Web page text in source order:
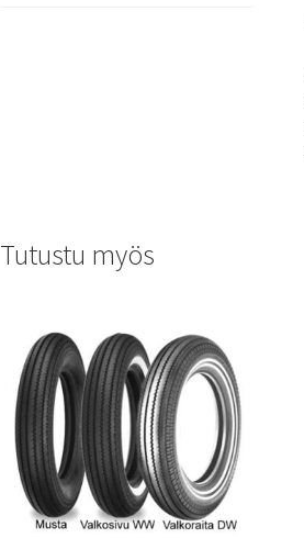
Tutustu myös